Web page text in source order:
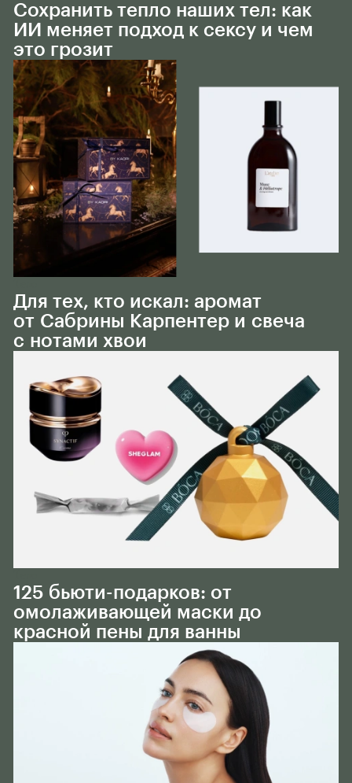
Сохранить тепло наших тел: как
ИИ меняет подход к сексу и чем
это грозит
Для тех, кто искал: аромат
от Сабрины Карпентер и свеча
с нотами хвои
125 бьюти-подарков: от
омолаживающей маски до
красной пены для ванны